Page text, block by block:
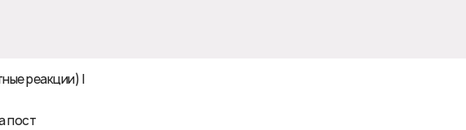
реакции) | ❎
пост